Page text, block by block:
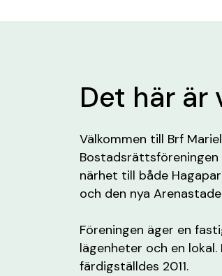
Det här är
Välkommen till Brf
närhet till både
och den nya
Föreningen äger en
lägenheter och en
färdigställdes 2011.